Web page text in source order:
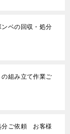
ンベの回収・処分
の組み立て作業ご
分ご依頼 お客様